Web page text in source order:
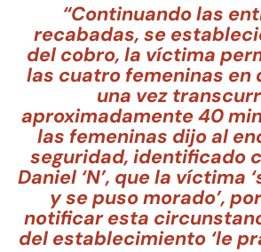
“Continuando las
recabadas, se
del cobro, la víctima
las cuatro femeninas en
una vez
aproximadamente 40
las femeninas dijo al
seguridad, identificado
Daniel ‘N’, que la víctima
y se puso morado’,
notificar esta
del establecimiento ‘le